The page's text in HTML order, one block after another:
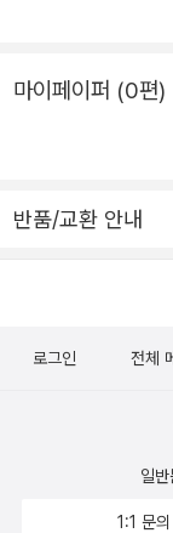
가??이상한 과자가
들과 함께 읽거나
친구가 있나? 맛있
친구가 있다면 그
공원천옥원 #천옥
을것같다는생각이든
니다. 그때 마침 천
혹합니다. 전혀 넘어
기 때문이지요.이야
연도 다릅니다. 이
이 남습니다. 누군
으로 중독팝콘을
위 속에서 에어컨
던 여자아이가 천옥
형인데 자신이 화가
마이페이퍼 (0편)
반품/교환 안내
로그인 전체
일
1:1 문의